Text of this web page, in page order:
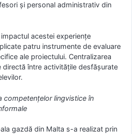
și personal administrativ din
acestei experiențe
patru instrumente de evaluare
ale proiectului. Centralizarea
între activitățile desfășurate
competențelor lingvistice în
gazdă din Malta s-a realizat prin